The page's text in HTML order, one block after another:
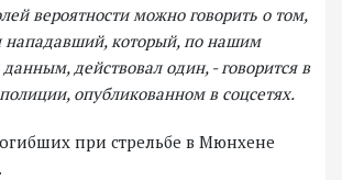
вероятности можно говорить о том,
нападавший, который, по нашим
действовал один, - говорится в
опубликованном в соцсетях.
при стрельбе в Мюнхене